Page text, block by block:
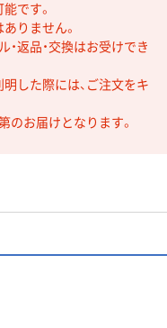
です。
りません。
返品・交換はお受けでき
した際には、ご注文をキ
のお届けとなります。